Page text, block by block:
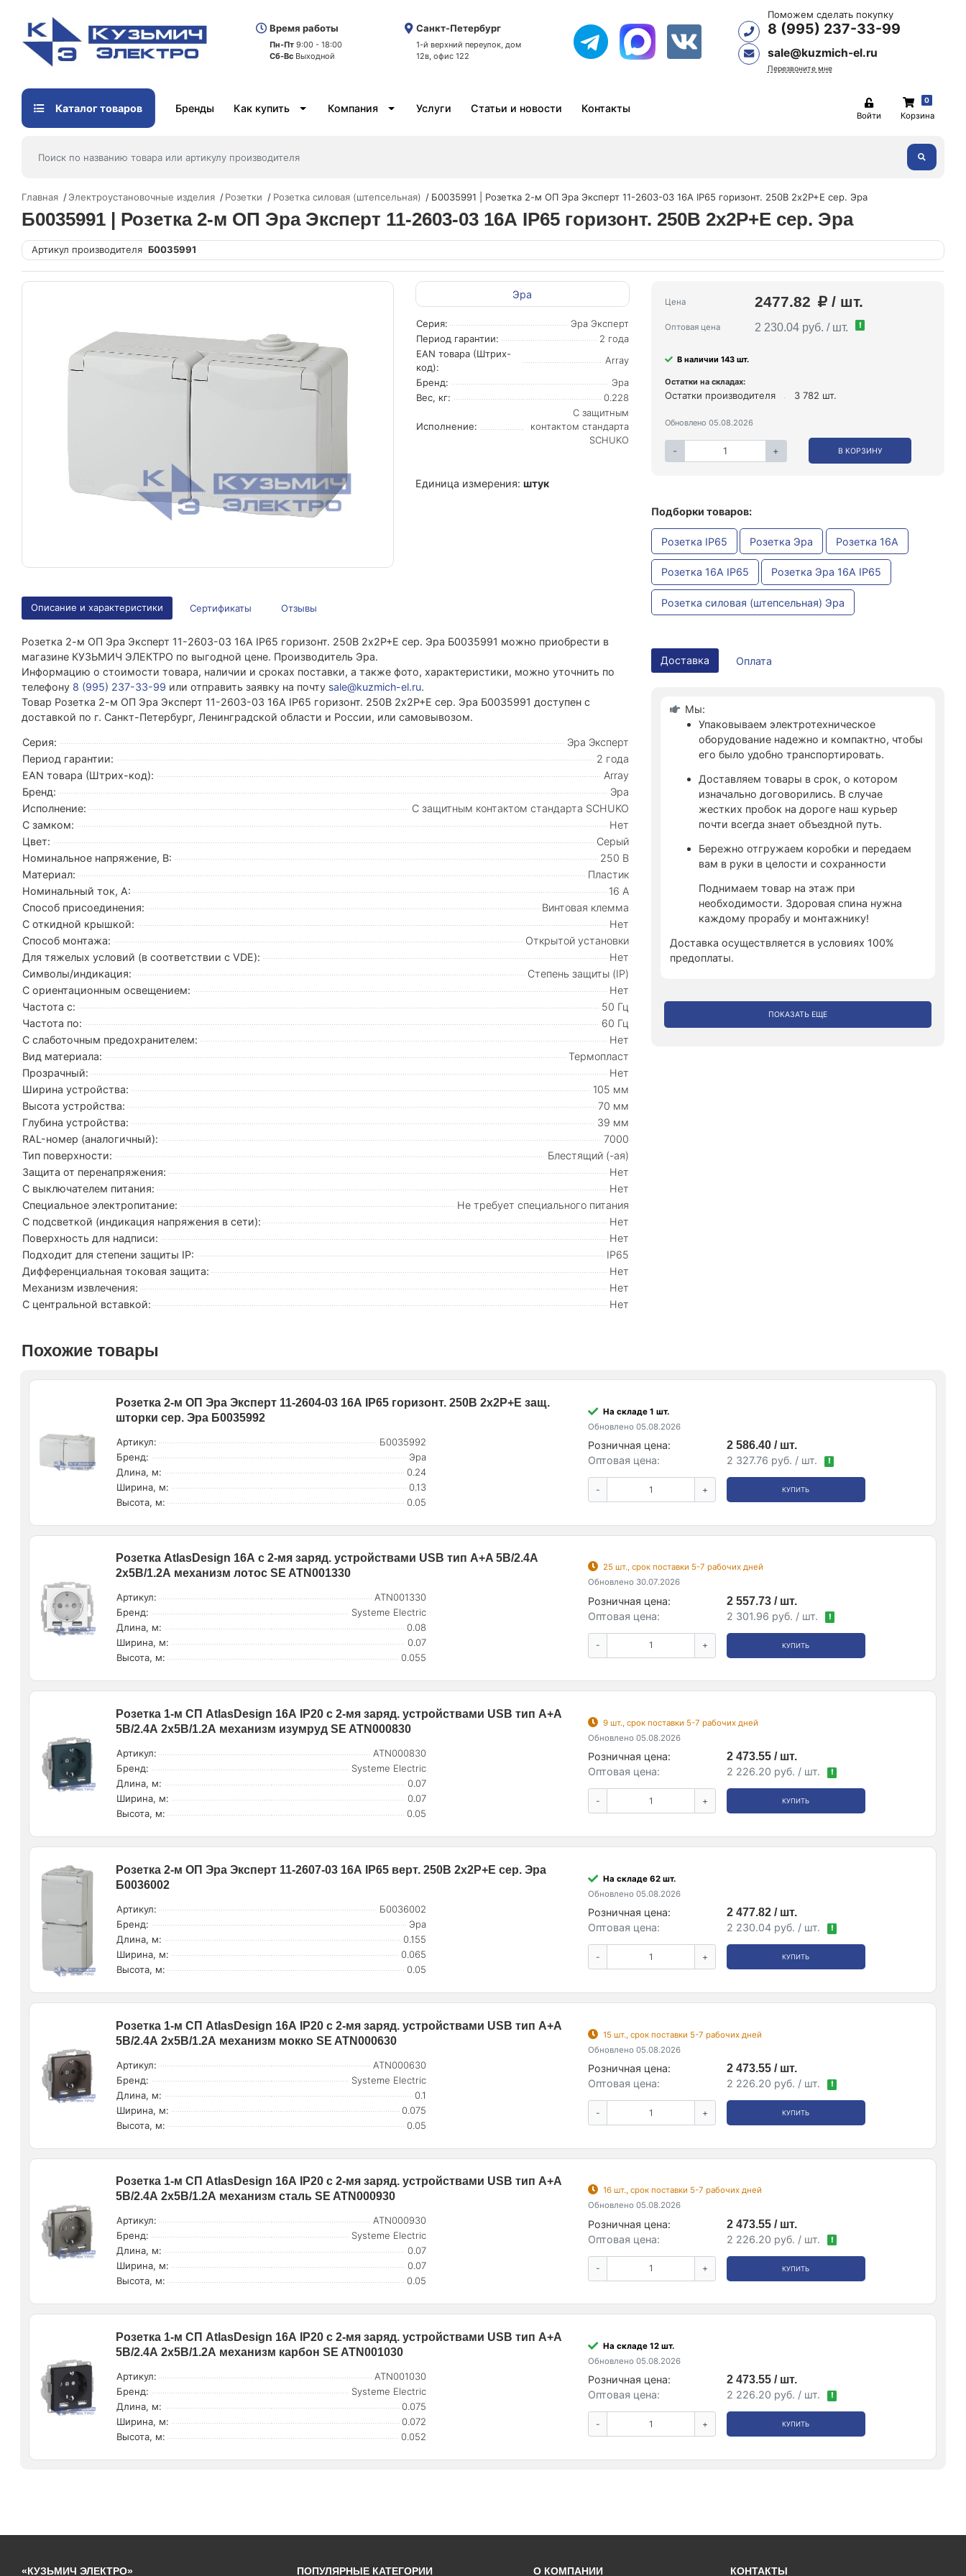
Время работы
Пн-Пт 9:00 - 18:00
Сб-Вс Выходной
Санкт-Петербург
1-й верхний переулок, дом
12в, офис 122
Поможем сделать покупку
8 (995) 237-33-99
sale@kuzmich-el.ru
Перезвоните мне
Каталог товаров Бренды Как купить Компания Услуги Статьи и новости Контакты
Войти
0
Корзина
Главная Электроустановочные изделия Розетки Розетка силовая (штепсельная) Б0035991 | Розетка 2-м ОП Эра Эксперт 11-2603-03 16А IP65 горизонт. 250В 2х2P+E сер. Эра
Б0035991 | Розетка 2-м ОП Эра Эксперт 11-2603-03 16А IP65 горизонт. 250В 2х2P+E сер. Эра
Артикул производителя Б0035991
Эра
Серия:
Эра Эксперт
Период гарантии:
2 года
EAN товара (Штрих-
код):
Array
Бренд:
Эра
Вес, кг:
0.228
Исполнение:
С защитным
контактом стандарта
SCHUKO
Единица измерения: штук
Цена 2477.82 / шт.
Оптовая цена 2 230.04 руб. / шт. !
В наличии 143 шт.
Остатки на складах:
Остатки производителя 3 782 шт.
Обновлено 05.08.2026
- + В КОРЗИНУ
Подборки товаров:
Розетка IP65 Розетка Эра Розетка 16А
Розетка 16А IP65 Розетка Эра 16А IP65
Розетка силовая (штепсельная) Эра
Доставка Оплата
Мы:
Упаковываем электротехническое
оборудование надежно и компактно, чтобы
его было удобно транспортировать.
Доставляем товары в срок, о котором
изначально договорились. В случае
жестких пробок на дороге наш курьер
почти всегда знает объездной путь.
Бережно отгружаем коробки и передаем
вам в руки в целости и сохранности
Поднимаем товар на этаж при
необходимости. Здоровая спина нужна
каждому прорабу и монтажнику!
Доставка осуществляется в условиях 100%
предоплаты.
ПОКАЗАТЬ ЕЩЕ
Описание и характеристики Сертификаты Отзывы
Розетка 2-м ОП Эра Эксперт 11-2603-03 16А IP65 горизонт. 250В 2х2P+E сер. Эра Б0035991 можно приобрести в
магазине КУЗЬМИЧ ЭЛЕКТРО по выгодной цене. Производитель Эра.
Информацию о стоимости товара, наличии и сроках поставки, а также фото, характеристики, можно уточнить по
телефону 8 (995) 237-33-99 или отправить заявку на почту sale@kuzmich-el.ru.
Товар Розетка 2-м ОП Эра Эксперт 11-2603-03 16А IP65 горизонт. 250В 2х2P+E сер. Эра Б0035991 доступен с
доставкой по г. Санкт-Петербург, Ленинградской области и России, или самовывозом.
Серия:
Эра Эксперт
Период гарантии:
2 года
EAN товара (Штрих-код):
Array
Бренд:
Эра
Исполнение:
С защитным контактом стандарта SCHUKO
С замком:
Нет
Цвет:
Серый
Номинальное напряжение, В:
250 В
Материал:
Пластик
Номинальный ток, А:
16 А
Способ присоединения:
Винтовая клемма
С откидной крышкой:
Нет
Способ монтажа:
Открытой установки
Для тяжелых условий (в соответствии с VDE):
Нет
Символы/индикация:
Степень защиты (IP)
С ориентационным освещением:
Нет
Частота с:
50 Гц
Частота по:
60 Гц
С слаботочным предохранителем:
Нет
Вид материала:
Термопласт
Прозрачный:
Нет
Ширина устройства:
105 мм
Высота устройства:
70 мм
Глубина устройства:
39 мм
RAL-номер (аналогичный):
7000
Тип поверхности:
Блестящий (-ая)
Защита от перенапряжения:
Нет
С выключателем питания:
Нет
Cпециальное электропитание:
Не требует специального питания
С подсветкой (индикация напряжения в сети):
Нет
Поверхность для надписи:
Нет
Подходит для степени защиты IP:
IP65
Дифференциальная токовая защита:
Нет
Механизм извлечения:
Нет
С центральной вставкой:
Нет
Похожие товары
Розетка 2-м ОП Эра Эксперт 11-2604-03 16А IP65 горизонт. 250В 2х2P+E защ.
шторки сер. Эра Б0035992
Артикул:
Б0035992
Бренд:
Эра
Длина, м:
0.24
Ширина, м:
0.13
Высота, м:
0.05
На складе 1 шт.
Обновлено 05.08.2026
Розничная цена:
2 586.40 / шт.
Оптовая цена:
2 327.76 руб. / шт. !
- + КУПИТЬ
Розетка AtlasDesign 16А с 2-мя заряд. устройствами USB тип A+A 5В/2.4А
2х5В/1.2А механизм лотос SE ATN001330
Артикул:
ATN001330
Бренд:
Systeme Electric
Длина, м:
0.08
Ширина, м:
0.07
Высота, м:
0.055
25 шт., срок поставки 5-7 рабочих дней
Обновлено 30.07.2026
Розничная цена:
2 557.73 / шт.
Оптовая цена:
2 301.96 руб. / шт. !
- + КУПИТЬ
Розетка 1-м СП AtlasDesign 16А IP20 с 2-мя заряд. устройствами USB тип A+A
5В/2.4А 2х5В/1.2А механизм изумруд SE ATN000830
Артикул:
ATN000830
Бренд:
Systeme Electric
Длина, м:
0.07
Ширина, м:
0.07
Высота, м:
0.05
9 шт., срок поставки 5-7 рабочих дней
Обновлено 05.08.2026
Розничная цена:
2 473.55 / шт.
Оптовая цена:
2 226.20 руб. / шт. !
- + КУПИТЬ
Розетка 2-м ОП Эра Эксперт 11-2607-03 16А IP65 верт. 250В 2х2P+E сер. Эра
Б0036002
Артикул:
Б0036002
Бренд:
Эра
Длина, м:
0.155
Ширина, м:
0.065
Высота, м:
0.05
На складе 62 шт.
Обновлено 05.08.2026
Розничная цена:
2 477.82 / шт.
Оптовая цена:
2 230.04 руб. / шт. !
- + КУПИТЬ
Розетка 1-м СП AtlasDesign 16А IP20 с 2-мя заряд. устройствами USB тип A+A
5В/2.4А 2х5В/1.2А механизм мокко SE ATN000630
Артикул:
ATN000630
Бренд:
Systeme Electric
Длина, м:
0.1
Ширина, м:
0.075
Высота, м:
0.05
15 шт., срок поставки 5-7 рабочих дней
Обновлено 05.08.2026
Розничная цена:
2 473.55 / шт.
Оптовая цена:
2 226.20 руб. / шт. !
- + КУПИТЬ
Розетка 1-м СП AtlasDesign 16А IP20 с 2-мя заряд. устройствами USB тип A+A
5В/2.4А 2х5В/1.2А механизм сталь SE ATN000930
Артикул:
ATN000930
Бренд:
Systeme Electric
Длина, м:
0.07
Ширина, м:
0.07
Высота, м:
0.05
16 шт., срок поставки 5-7 рабочих дней
Обновлено 05.08.2026
Розничная цена:
2 473.55 / шт.
Оптовая цена:
2 226.20 руб. / шт. !
- + КУПИТЬ
Розетка 1-м СП AtlasDesign 16А IP20 с 2-мя заряд. устройствами USB тип A+A
5В/2.4А 2х5В/1.2А механизм карбон SE ATN001030
Артикул:
ATN001030
Бренд:
Systeme Electric
Длина, м:
0.075
Ширина, м:
0.072
Высота, м:
0.052
На складе 12 шт.
Обновлено 05.08.2026
Розничная цена:
2 473.55 / шт.
Оптовая цена:
2 226.20 руб. / шт. !
- + КУПИТЬ
«КУЗЬМИЧ ЭЛЕКТРО» ПОПУЛЯРНЫЕ КАТЕГОРИИ О КОМПАНИИ КОНТАКТЫ